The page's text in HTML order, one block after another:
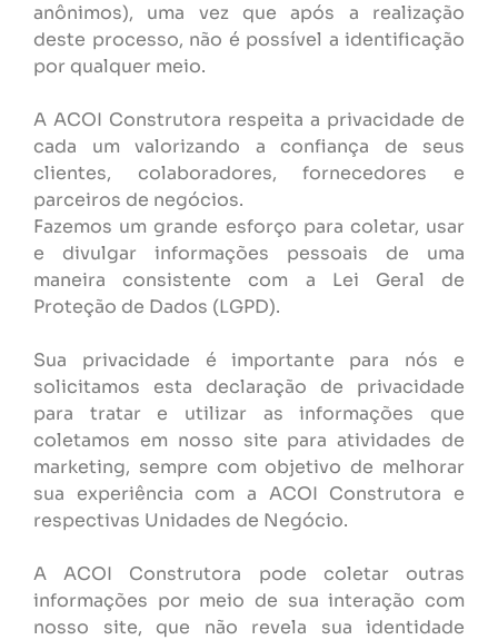
anônimos), uma vez que após a realização
deste processo, não é possível a identificação
por qualquer meio.
A ACOI Construtora respeita a privacidade de
cada um valorizando a confiança de seus
clientes, colaboradores, fornecedores e
parceiros de negócios.
Fazemos um grande esforço para coletar, usar
e divulgar informações pessoais de uma
maneira consistente com a Lei Geral de
Proteção de Dados (LGPD).
Sua privacidade é importante para nós e
solicitamos esta declaração de privacidade
para tratar e utilizar as informações que
coletamos em nosso site para atividades de
marketing, sempre com objetivo de melhorar
sua experiência com a ACOI Construtora e
respectivas Unidades de Negócio.
A ACOI Construtora pode coletar outras
informações por meio de sua interação com
nosso site, que não revela sua identidade